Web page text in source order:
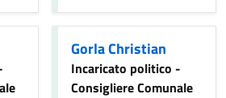
Gorla Christian
Incaricato politico -
Consigliere Comunale